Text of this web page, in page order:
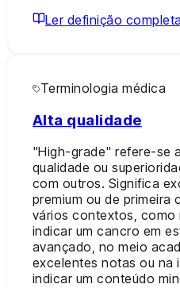
Ler definição completa
Terminologia médica
Alta qualidade
"High-grade" refere-se
qualidade ou
com outros. Significa
premium ou de primeira
vários contextos, como
indicar um cancro em
avançado, no meio
excelentes notas ou na
indicar um conteúdo